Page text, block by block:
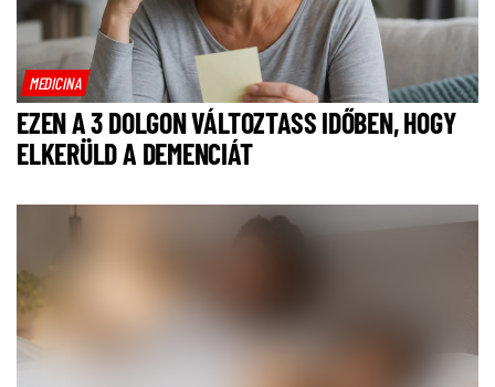
MEDICINA
EZEN A 3 DOLGON VÁLTOZTASS IDŐBEN, HOGY
ELKERÜLD A DEMENCIÁT